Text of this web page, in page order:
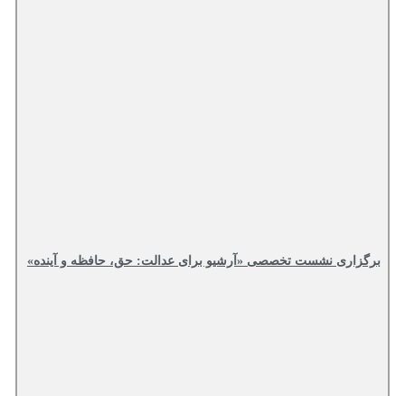
برگزاری نشست تخصصی «آرشیو برای عدالت: حق، حافظه و آینده»